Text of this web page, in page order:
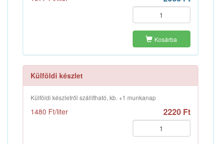
Kosárba
Külföldi készlet
Külföldi készletről szállítható, kb. +1 munkanap
1480 Ft/liter 2220 Ft